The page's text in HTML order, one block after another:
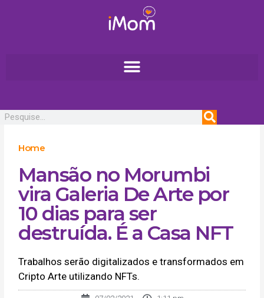
Home
Mansão no Morumbi
vira Galeria De Arte por
10 dias para ser
destruída. É a Casa NFT
Trabalhos serão digitalizados e transformados em
Cripto Arte utilizando NFTs.